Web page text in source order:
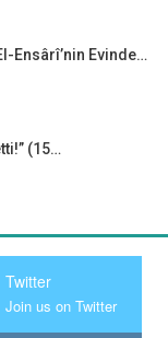
Ensârî’nin Evinde…
(15…
Twitter
Join us on Twitter